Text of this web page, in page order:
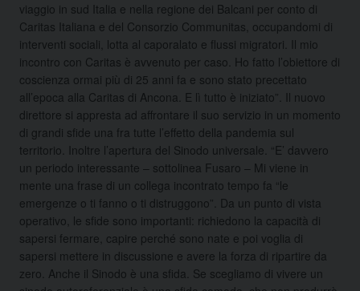
viaggio in sud Italia e nella regione dei Balcani per conto di
Caritas Italiana e del Consorzio Communitas, occupandomi di
interventi sociali, lotta al caporalato e flussi migratori. Il mio
incontro con Caritas è avvenuto per caso. Ho fatto l’obiettore di
coscienza ormai più di 25 anni fa e sono stato precettato
all’epoca alla Caritas di Ancona. E lì tutto è iniziato”. Il nuovo
direttore si appresta ad affrontare il suo servizio in un momento
di grandi sfide una fra tutte l’effetto della pandemia sul
territorio. Inoltre l’apertura del Sinodo universale. “E’ davvero
un periodo interessante – sottolinea Fusaro – Mi viene in
mente una frase di un collega incontrato tempo fa “le
emergenze o ti fanno o ti distruggono”. Da un punto di vista
operativo, le sfide sono importanti: richiedono la capacità di
sapersi fermare, capire perché sono nate e poi voglia di
sapersi mettere in discussione e avere la forza di ripartire da
zero. Anche il Sinodo è una sfida. Se scegliamo di vivere un